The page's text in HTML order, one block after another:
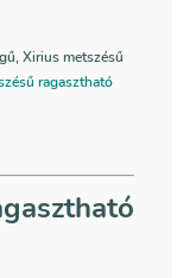
Xirius metszésű
ragasztható